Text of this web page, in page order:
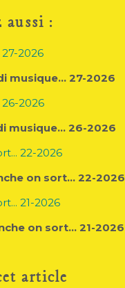
aussi :
musique... 27-2026
musique... 26-2026
on sort... 22-2026
on sort... 21-2026
article